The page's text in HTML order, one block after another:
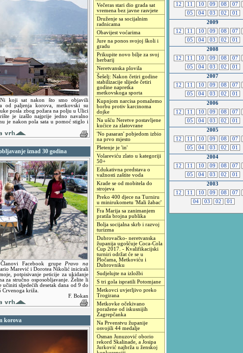
koji sat nakon što smo objavili
od paljenja korova, metkovski su
posla zbog požara na polju u Ulici
je izašlo najprije jedno navalno
je nakon pola sata u pomoć stiglo i
iznad 30 godina
Facebook grupe Pravo na
Marević i Dorotea Nikolić inicirali
potpisivanje peticije za ukidanje
za stručno osposobljavanje. Želite li
učiniti sljedećih desetak dana od 9 do
Crvenoga križa.
F. Bokan
korova
Večeras stari dio grada sat
vremena bez javne rasvjete
Druženje sa socijalnim
radnicama
Obavijest voćarima
Jure na ponos svojoj školi i
gradu
Prikupite novo bilje za svoj
herbarij
Neretvanska plovila
Šešelj: Nakon četiri godine
stabilizacije slijede četiri
godine napretka
metkovskoga sporta
Kupnjom narcisa pomažemo
borbu protiv karcinoma
dojke
Na ušću Neretve postavljene
kućice za zlatovrane
'No pasaran' pobjedom izbio
na prvo mjesto
Pletenje je 'in'
Volareviću zlato u kategoriji
50+
Edukativna predstava o
važnosti zaštite voda
Krade se od mobitela do
strojeva
Preko 400 djece na Turniru
u minirukometu 'Mali žabac'
Fra Marija sa zanimanjem
pratila brojna publika
Bolja socijalna skrb i razvoj
turizma
Dubrovačko- neretvanska
županija ugošćuje Coca-Cola
Cup 2017. - Kvalifikacijski
turniri održat će se u
Pločama, Metkoviću i
Dubrovniku
Sudjelujte na izložbi
S tri gola ispratili Potomjane
Metkovci uvjerljivo preko
Trogirana
Metkovke očekivano
poražene od iskusnijih
Zagrepčanka
Na Prvenstvu županije
osvojili 44 medalje
Osman Junuzović oborio
rekord Skalinade, a Josipa
Jurković najbrža u ženskoj
12
11 10 09 08 07
05
04 03 02
01
2009
12
11 10 09 08 07
05
04 03 02
01
2008
12
11 10 09 08 07
05
04 03 02
01
2007
12
11 10 09 08 07
05
04 03 02
01
2006
12
11 10 09 08 07
05
04 03 02
01
2005
12
11 10 09 08 07
05
04 03 02
01
2004
12
11 10 09 08 07
05
04 03 02
01
2003
12
11 10 09 08 07
04
03 02 01